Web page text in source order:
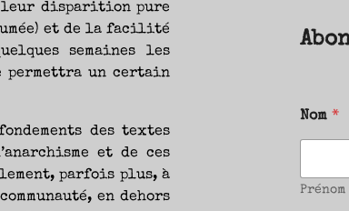
leur disparition pure
et de la facilité
semaines les
permettra un certain
des textes
et de ces
parfois plus, à
en dehors
Nom *
Prénom